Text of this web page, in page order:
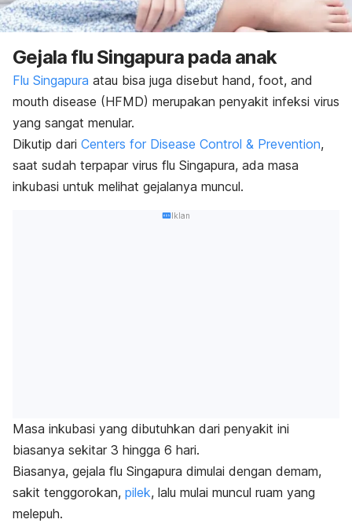
Gejala flu Singapura pada anak
Flu Singapura atau bisa juga disebut hand, foot, and
mouth disease (HFMD) merupakan penyakit infeksi virus
yang sangat menular.
Dikutip dari Centers for Disease Control & Prevention,
saat sudah terpapar virus flu Singapura, ada masa
inkubasi untuk melihat gejalanya muncul.
Iklan
Masa inkubasi yang dibutuhkan dari penyakit ini
biasanya sekitar 3 hingga 6 hari.
Biasanya, gejala flu Singapura dimulai dengan demam,
sakit tenggorokan, pilek, lalu mulai muncul ruam yang
melepuh.